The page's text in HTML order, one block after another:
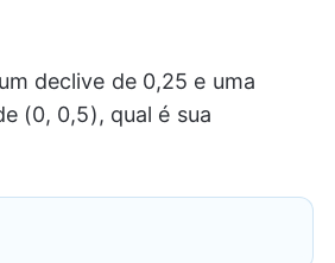
declive de 0,25 e uma
(0, 0,5), qual é sua